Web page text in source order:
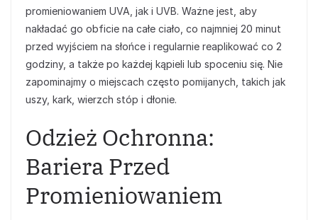
promieniowaniem UVA, jak i UVB. Ważne jest, aby
nakładać go obficie na całe ciało, co najmniej 20 minut
przed wyjściem na słońce i regularnie reaplikować co 2
godziny, a także po każdej kąpieli lub spoceniu się. Nie
zapominajmy o miejscach często pomijanych, takich jak
uszy, kark, wierzch stóp i dłonie.
Odzież Ochronna:
Bariera Przed
Promieniowaniem